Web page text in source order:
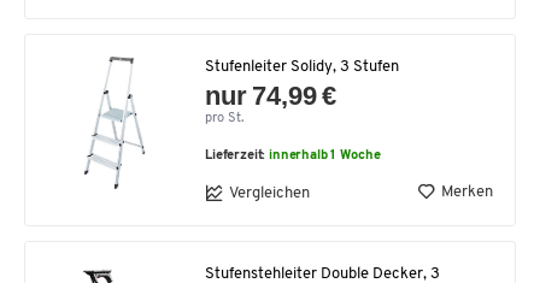
Stufenleiter Solidy, 3 Stufen
nur 74,99 €
pro St.
Lieferzeit:innerhalb 1 Woche
Vergleichen Merken
Stufenstehleiter Double Decker, 3